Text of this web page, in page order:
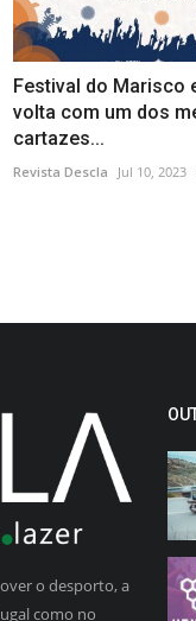
Festival do Marisco
volta com um dos
cartazes...
Revista Descla Jul 10, 2023
o desporto, a
como no